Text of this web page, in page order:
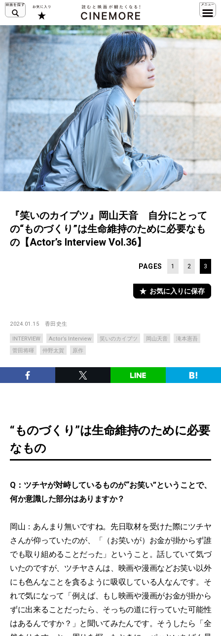
『笑いのカイブツ』岡山天音 自分にとって
の“ものづくり”は生命維持のために必要なも
の【Actor’s Interview Vol.36】
PAGES 1 2 3
お気に入りに保存
2024.01.15 香田史生
INTERVIEW Actor’s Interview 笑いのカイブツ 岡山天音
滝本憲吾
菅田将暉
仲野太賀 原作
“ものづくり”は生命維持のために必要
なもの
Q：ツチヤが対峙しているものが“お笑い”ということで、
何か意識した部分はありますか？
岡山：あんまり無いですね。先日取材を受けた際にツチヤ
さんが仰っていたのが、「（お笑いが）お金が掛からず誰
でも取り組めることだった」ということ。話していて気づ
いたのですが、ツチヤさんは、映画や漫画などお笑い以外
にも色んなことを貪るように吸収している人なんです。そ
れで気になって「例えば、もし映画や漫画がお金が掛から
ずに出来ることだったら、そっちの道に行っていた可能性
はあるんですか？」と聞いてみたんです。そうしたら「全